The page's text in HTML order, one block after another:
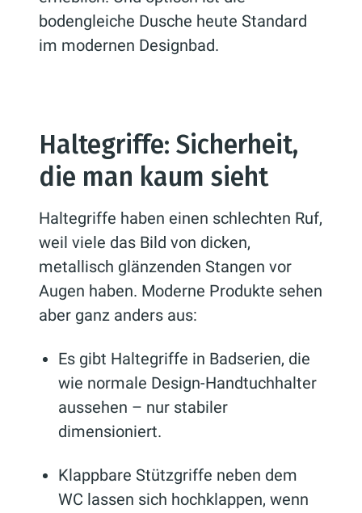
bodengleiche Dusche heute Standard
im modernen Designbad.
Haltegriffe: Sicherheit,
die man kaum sieht
Haltegriffe haben einen schlechten Ruf,
weil viele das Bild von dicken,
metallisch glänzenden Stangen vor
Augen haben. Moderne Produkte sehen
aber ganz anders aus:
Es gibt Haltegriffe in Badserien, die
wie normale Design-Handtuchhalter
aussehen – nur stabiler
dimensioniert.
Klappbare Stützgriffe neben dem
WC lassen sich hochklappen, wenn